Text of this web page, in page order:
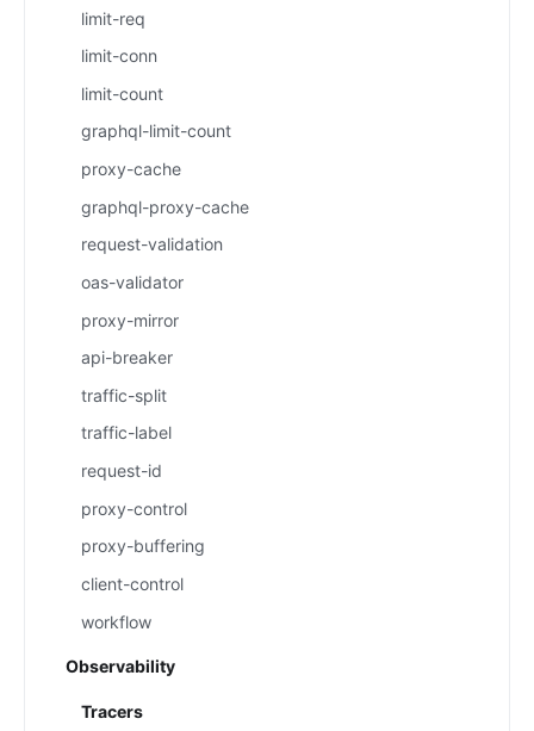
limit-req
limit-conn
limit-count
graphql-limit-count
proxy-cache
graphql-proxy-cache
request-validation
oas-validator
proxy-mirror
api-breaker
traffic-split
traffic-label
request-id
proxy-control
proxy-buffering
client-control
workflow
Observability
Tracers